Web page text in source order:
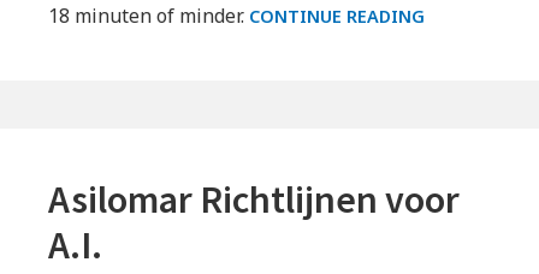
18 minuten of minder. CONTINUE READING
Asilomar Richtlijnen voor
A.I.